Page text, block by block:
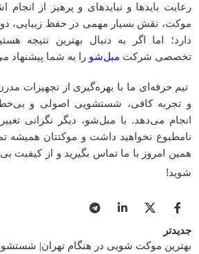
رعایت بایدها و نبایدهای و پرهیز از
موکت، نقش بسیار مهمی در حفظ زیبایی،
دارد؛ اما اگر به دنبال بهترین نتیجه
تخصصی شرکت مبل‌شورا به شما پیشنهاد
تیم حرفه‌ای ما با بهره‌گیری از تجهیزات
و تجربه کافی، شستشویی اصولی و
انجام می‌دهد. با مبل‌شو، دیگر نگرانی
نامطبوع نخواهید داشت و موکتتان همیشه
همین امروز با ما تماس بگیرید و از کیفیت
شوید!
جدیدتر
بهترین موکت شویی در هنگام تهران|